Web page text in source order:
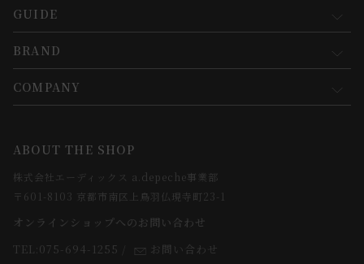
マイページ
新規会員登録
会員規約について
GUIDE
お買い物ガイド
会員登録について
お支払方法について
お届けについて
よくあるご質問
BRAND
コンセプト
webカタログ
COMPANY
求人情報
法人のお客様
スタッフ
ABOUT THE SHOP
株式会社エーディックス a.depeche事業部
〒601-8103 京都市南区上鳥羽仏現寺町23-1
オンラインショップへのお問い合わせ
TEL:075-694-1255
お問い合わせ